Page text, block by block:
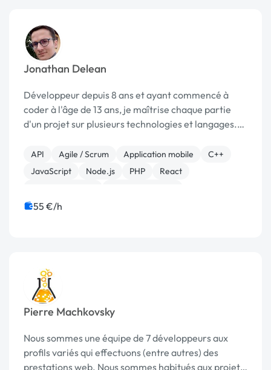
Jonathan Delean
Développeur depuis 8 ans et ayant commencé à
coder à l'âge de 13 ans, je maîtrise chaque partie
d'un projet sur plusieurs technologies et langages.
et Sysadmin en auto-entrepreneur en parallèle à...
API Agile / Scrum Application mobile
C++
JavaScript
Node.js PHP
React
55 €/h
Pierre Machkovsky
Nous sommes une équipe de 7 développeurs aux
profils variés qui effectuons (entre autres) des
prestations web. Nous sommes habitués aux projets